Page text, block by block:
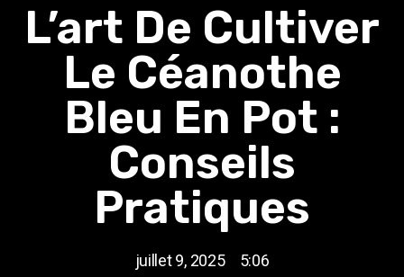
L’art De Cultiver
Le Céanothe
Bleu En Pot :
Conseils
Pratiques
juillet 9, 2025 5:06